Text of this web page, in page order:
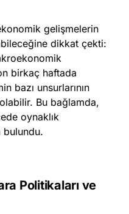
gelişmelerin
dikkat çekti:
birkaç haftada
bazı unsurlarının
olabilir. Bu bağlamda,
oynaklık
bulundu.
Politikaları ve